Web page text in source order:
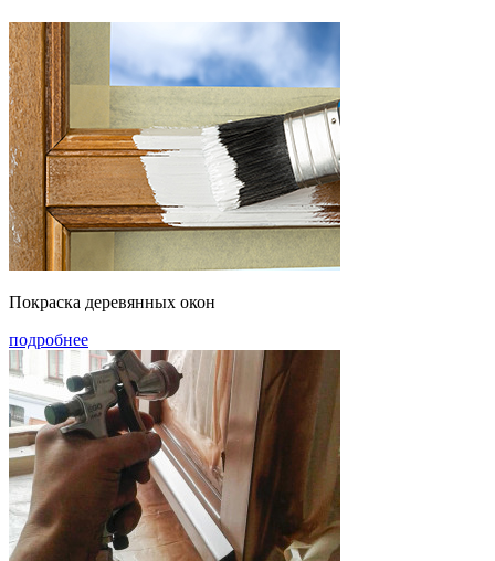
Покраска деревянных окон
подробнее